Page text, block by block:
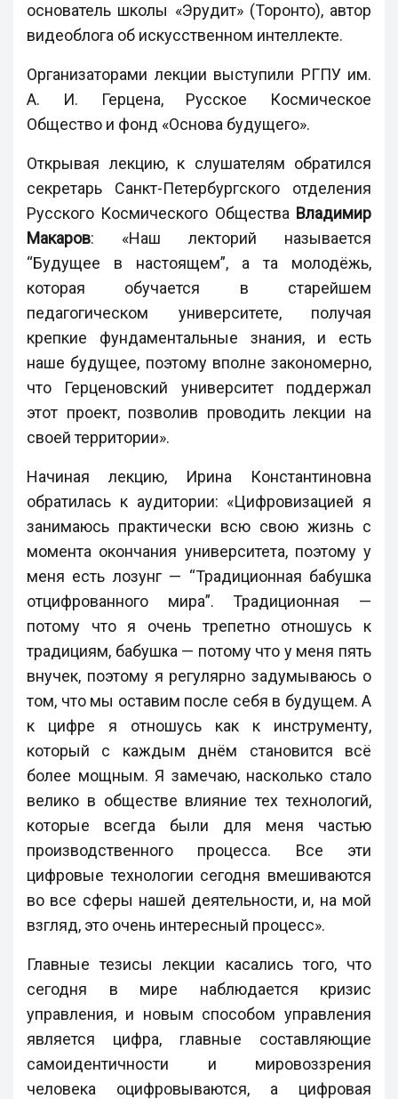
основатель школы «Эрудит» (Торонто), автор
видеоблога об искусственном интеллекте.
Организаторами лекции выступили РГПУ им.
А. И. Герцена, Русское Космическое
Общество и фонд «Основа будущего».
Открывая лекцию, к слушателям обратился
секретарь Санкт-Петербургского отделения
Русского Космического Общества Владимир
Макаров: «Наш лекторий называется
“Будущее в настоящем”, а та молодёжь,
которая обучается в старейшем
педагогическом университете, получая
крепкие фундаментальные знания, и есть
наше будущее, поэтому вполне закономерно,
что Герценовский университет поддержал
этот проект, позволив проводить лекции на
своей территории».
Начиная лекцию, Ирина Константиновна
обратилась к аудитории: «Цифровизацией я
занимаюсь практически всю свою жизнь с
момента окончания университета, поэтому у
меня есть лозунг — “Традиционная бабушка
отцифрованного мира”. Традиционная —
потому что я очень трепетно отношусь к
традициям, бабушка — потому что у меня пять
внучек, поэтому я регулярно задумываюсь о
том, что мы оставим после себя в будущем. А
к цифре я отношусь как к инструменту,
который с каждым днём становится всё
более мощным. Я замечаю, насколько стало
велико в обществе влияние тех технологий,
которые всегда были для меня частью
производственного процесса. Все эти
цифровые технологии сегодня вмешиваются
во все сферы нашей деятельности, и, на мой
взгляд, это очень интересный процесс».
Главные тезисы лекции касались того, что
сегодня в мире наблюдается кризис
управления, и новым способом управления
является цифра, главные составляющие
самоидентичности и мировоззрения
человека оцифровываются, а цифровая